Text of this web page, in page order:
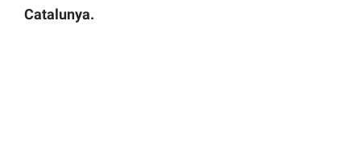
Catalunya.